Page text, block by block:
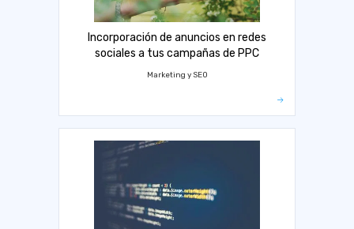
Incorporación de anuncios en redes
sociales a tus campañas de PPC
Marketing y SEO